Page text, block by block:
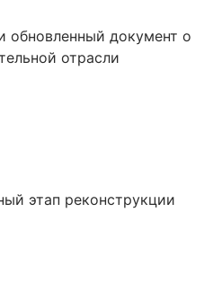
обновленный документ о
отрасли
этап реконструкции